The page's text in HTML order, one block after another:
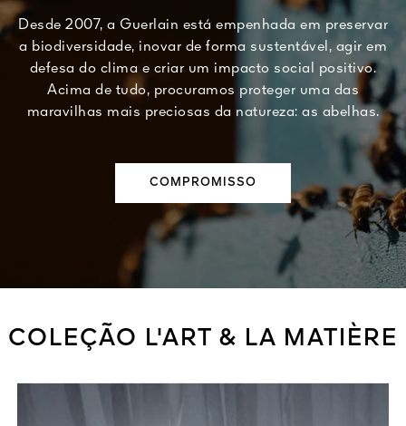
Desde 2007, a Guerlain está empenhada em preservar
a biodiversidade, inovar de forma sustentável, agir em
defesa do clima e criar um impacto social positivo.
Acima de tudo, procuramos proteger uma das
maravilhas mais preciosas da natureza: as abelhas.
COMPROMISSO
COLEÇÃO L'ART & LA MATIÈRE